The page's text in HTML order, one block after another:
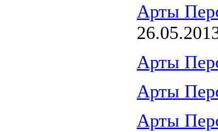
Арты
Арты
Арты
Арты